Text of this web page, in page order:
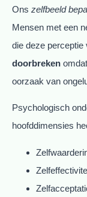
Ons zelfbeeld
Mensen met een
die deze perceptie
doorbreken
oorzaak van
Psychologisch
hoofddimensies